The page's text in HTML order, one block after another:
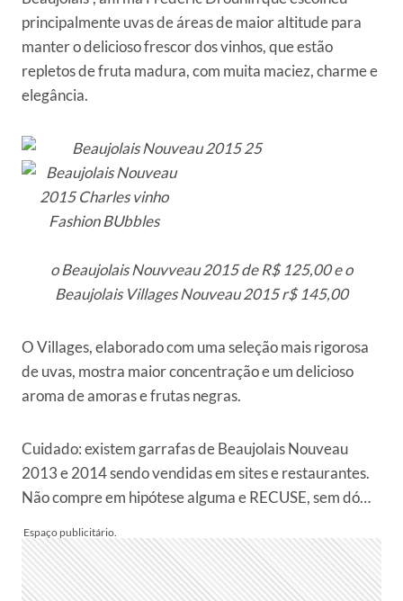
principalmente uvas de áreas de maior altitude para
manter o delicioso frescor dos vinhos, que estão
repletos de fruta madura, com muita maciez, charme e
elegância.
o Beaujolais Nouvveau 2015 de R$ 125,00 e o
Beaujolais Villages Nouveau 2015 r$ 145,00
O Villages, elaborado com uma seleção mais rigorosa
de uvas, mostra maior concentração e um delicioso
aroma de amoras e frutas negras.
Cuidado: existem garrafas de Beaujolais Nouveau
2013 e 2014 sendo vendidas em sites e restaurantes.
Não compre em hipótese alguma e RECUSE, sem dó…